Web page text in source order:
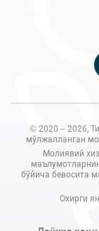
© 2020 – 2026,
мўлжалланган
Молиявий
бўйича бевосита
Охирги